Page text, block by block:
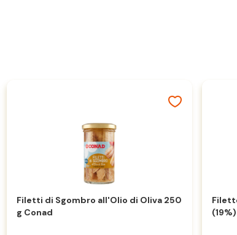
Filetti di Sgombro all'Olio di Oliva 250
g Conad